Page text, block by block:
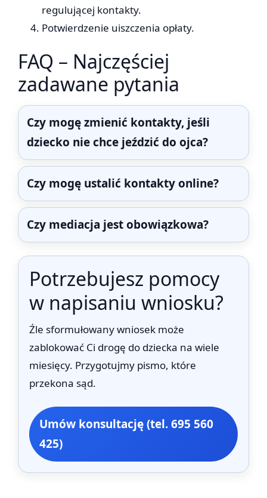
regulującej kontakty.
Potwierdzenie uiszczenia opłaty.
FAQ – Najczęściej
zadawane pytania
Czy mogę zmienić kontakty, jeśli
dziecko nie chce jeździć do ojca?
Czy mogę ustalić kontakty online?
Czy mediacja jest obowiązkowa?
Potrzebujesz pomocy
w napisaniu wniosku?
Źle sformułowany wniosek może
zablokować Ci drogę do dziecka na wiele
miesięcy. Przygotujmy pismo, które
przekona sąd.
Umów konsultację (tel. 695 560
425)